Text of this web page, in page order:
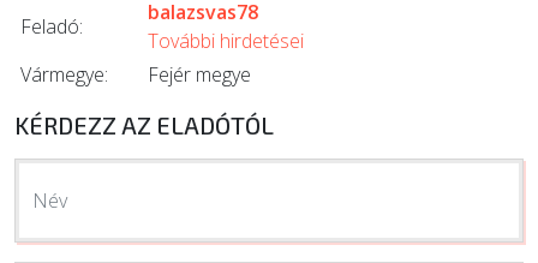
Feladó:
balazsvas78
További hirdetései
Vármegye:
Fejér megye
KÉRDEZZ AZ ELADÓTÓL
Név